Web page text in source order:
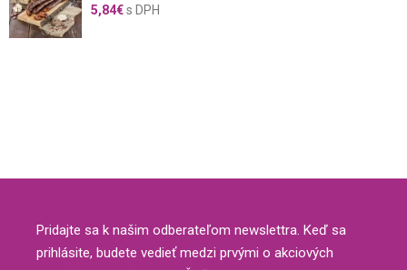
5,84€s DPH
Pridajte sa k našim odberateľom newslettra. Keď sa
prihlásite, budete vedieť medzi prvými o akciových